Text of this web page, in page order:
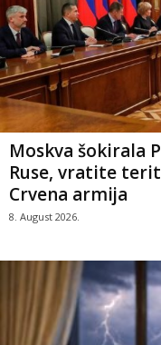
Moskva šokirala
Ruse, vratite
Crvena armija
8. August 2026.